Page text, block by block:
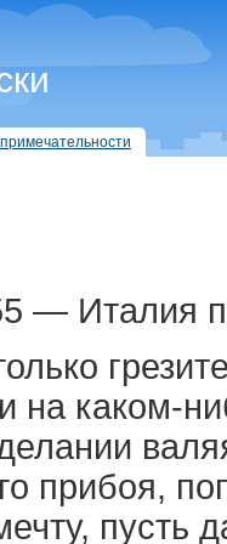
— Италия
на каком-
прибоя,
пусть